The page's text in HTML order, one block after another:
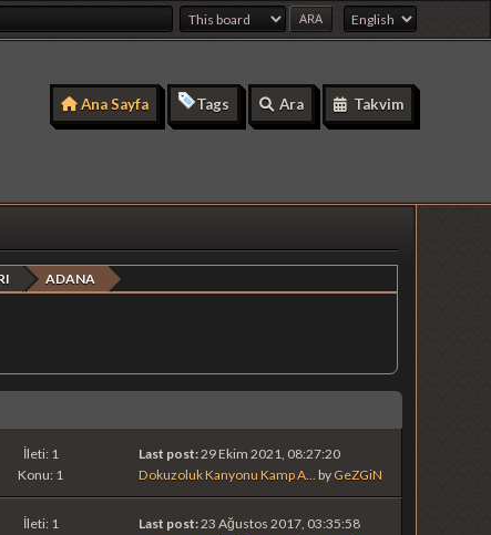
Ana Sayfa Tags Ara Takvim
ADANA
İleti: 1
Konu: 1
Last post:29 Ekim 2021, 08:27:20
Dokuzoluk Kanyonu Kamp A... by GeZGiN
İleti: 1
Last post:23 Ağustos 2017, 03:35:58